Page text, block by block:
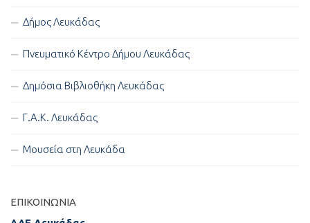
Δήμος Λευκάδας
Πνευματικό Κέντρο Δήμου Λευκάδας
Δημόσια Βιβλιοθήκη Λευκάδας
Γ.Α.Κ. Λευκάδας
Μουσεία στη Λευκάδα
ΕΠΙΚΟΙΝΩΝΊΑ